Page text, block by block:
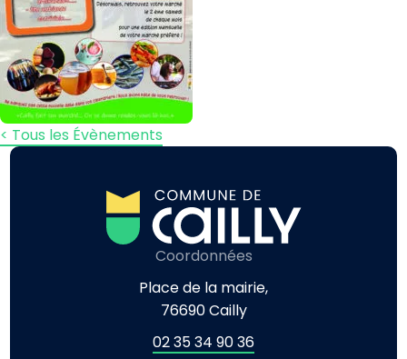
< Tous les Évènements
Coordonnées
Place de la mairie,
76690 Cailly
02 35 34 90 36